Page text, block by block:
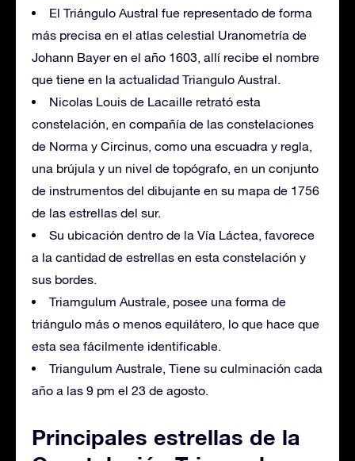
El Triángulo Austral fue representado de forma
más precisa en el atlas celestial Uranometría de
Johann Bayer en el año 1603, allí recibe el nombre
que tiene en la actualidad Triangulo Austral.
Nicolas Louis de Lacaille retrató esta
constelación, en compañía de las constelaciones
de Norma y Circinus, como una escuadra y regla,
una brújula y un nivel de topógrafo, en un conjunto
de instrumentos del dibujante en su mapa de 1756
de las estrellas del sur.
Su ubicación dentro de la Vía Láctea, favorece
a la cantidad de estrellas en esta constelación y
sus bordes.
Triamgulum Australe, posee una forma de
triángulo más o menos equilátero, lo que hace que
esta sea fácilmente identificable.
Triangulum Australe, Tiene su culminación cada
año a las 9 pm el 23 de agosto.
Principales estrellas de la